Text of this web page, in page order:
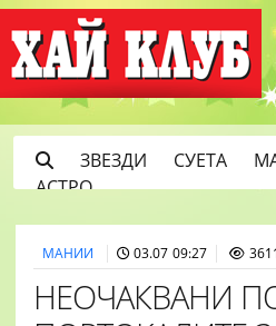
ЗВЕЗДИ СУЕТА
АСТРО
МАНИИ 03.07 09:27
НЕОЧАКВАНИ